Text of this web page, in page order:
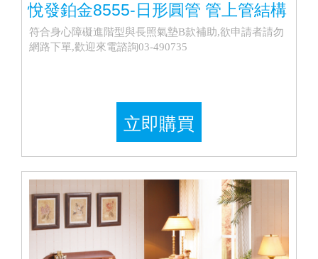
悅發鉑金8555-日形圓管 管上管結構
符合身心障礙進階型與長照氣墊B款補助,欲申請者請勿
網路下單,歡迎來電諮詢03-490735
立即購買